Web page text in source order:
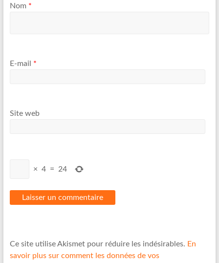
Nom *
E-mail *
Site web
× 4 = 24
Ce site utilise Akismet pour réduire les indésirables. En
savoir plus sur comment les données de vos